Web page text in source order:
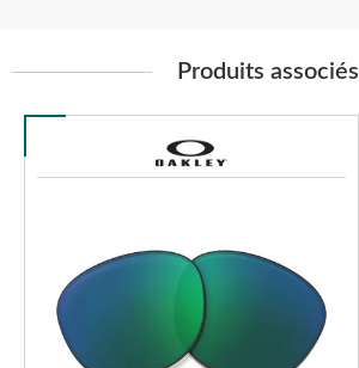
Produits associés